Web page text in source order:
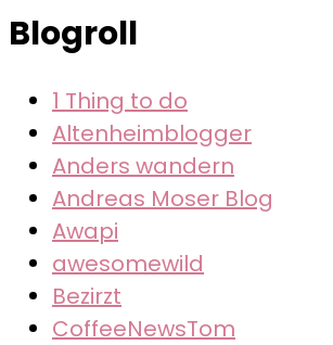
Recht
behalten
wollte
Blogroll
1 Thing to do
Altenheimblogger
Anders wandern
Andreas Moser Blog
Awapi
awesomewild
Bezirzt
CoffeeNewsTom